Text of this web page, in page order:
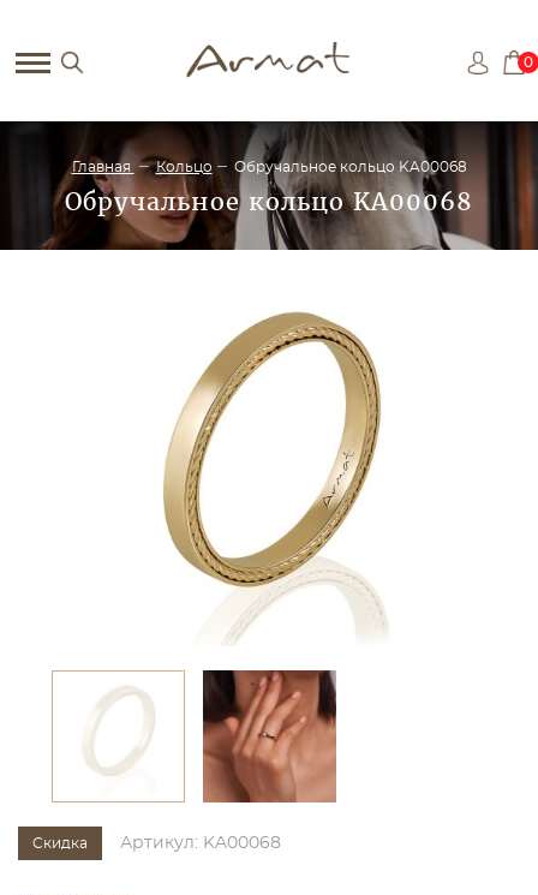
0
Главная Кольцо Обручальное кольцо KA00068
Обручальное кольцо KA00068
Скидка Артикул: KA00068